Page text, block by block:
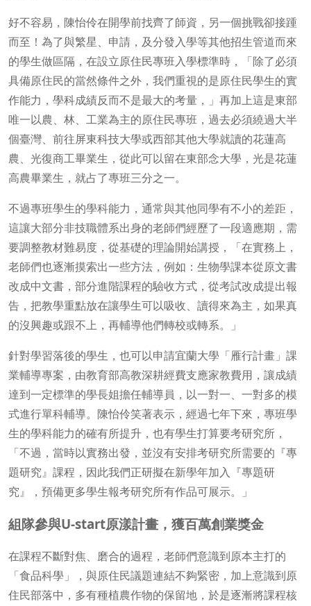
好不容易，陳怡伶在開學前找齊了師資，另一個挑戰卻接踵
而至！為了與繁星、申請，及分發入學等其他招生管道而來
的學生做區隔，在設立原住民專班入學標準時，「除了必須
具備原住民的當然條件之外，我們重視的是原住民學生的實
作能力，學科成績反而不是最大的考量，」再加上這是東部
唯一以農、林、工業為主的原住民專班，過去必須繞過大半
個臺灣、前往屏東科技大學或西部其他大學就讀的花蓮高
農、光復商工畢業生，從此可以留在東部念大學，光是花蓮
高農畢業生，就占了專班三分之一。
不過專班學生的學科能力，通常與其他同學有不小的差距，
這讓大部分非技職體系出身的老師們經歷了一段適應期，需
要調整教材難易度，從基礎的理論開始講授，「在實務上，
老師們也逐漸摸索出一些方法，例如：生物學課本從原文書
改成中文書，部分進階課程的驗收方式，從考試改成提出報
告，把教學重點放在讓學生可以吸收、讀得來為主，如果真
的沒興趣或跟不上，再輔導他們轉校或轉系。」
針對學習落後的學生，也可以申請宜蘭大學「雁行計畫」課
業輔導專案，由教育部高教深耕經費支應家教費用，讓成績
達到一定標準的學長姐擔任輔導員，以一對一、一對多的模
式進行單科輔導。陳怡伶笑著表示，經過七年下來，專班學
生的學科能力的確有所提升，也有學生打算要考研究所，
「不過，當時以實務出發，並沒有安排考研究所需要的『專
題研究』課程，因此我們正研擬在新學年加入『專題研
究』，預備更多學生報考研究所有作品可展示。」
組隊參與U-start原漾計畫，獲百萬創業獎金
在課程不斷對焦、磨合的過程，老師們意識到原本主打的
「食品科學」，與原住民議題連結不夠緊密，加上意識到原
住民部落中，多有種植農作物的保留地，於是逐漸將課程核